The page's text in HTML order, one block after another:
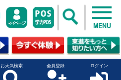
MENU
お天気検索 会員登録 ログイン